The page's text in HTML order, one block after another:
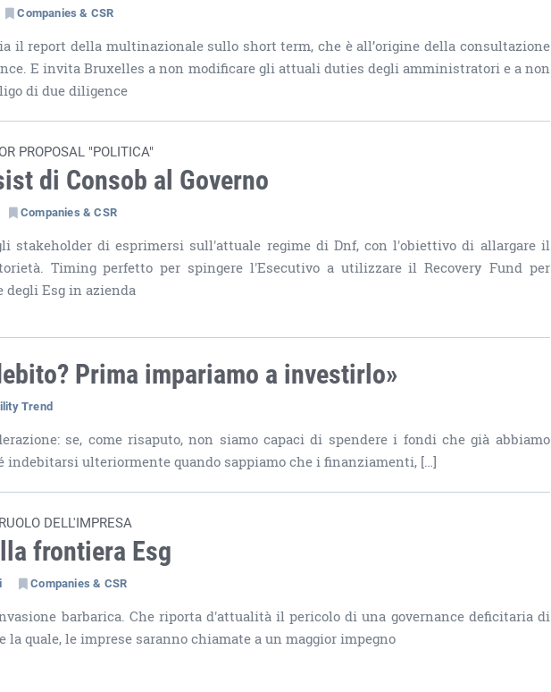
Companies & CSR
il report della multinazionale sullo short term, che è all’origine della consultazione
E invita Bruxelles a non modificare gli attuali duties degli amministratori e a non
di due diligence
PROPOSAL "POLITICA"
di Consob al Governo
Companies & CSR
stakeholder di esprimersi sull'attuale regime di Dnf, con l'obiettivo di allargare il
Timing perfetto per spingere l'Esecutivo a utilizzare il Recovery Fund per
Esg in azienda
Prima impariamo a investirlo»
Trend
se, come risaputo, non siamo capaci di spendere i fondi che già abbiamo
indebitarsi ulteriormente quando sappiamo che i finanziamenti, […]
DELL'IMPRESA
frontiera Esg
Companies & CSR
barbarica. Che riporta d'attualità il pericolo di una governance deficitaria di
la quale, le imprese saranno chiamate a un maggior impegno